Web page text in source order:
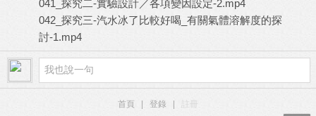
041_探究二-實驗設計／各項變因設定-2.mp4
042_探究三-汽水冰了比較好喝_有關氣體溶解度的探
討-1.mp4
首頁 登錄